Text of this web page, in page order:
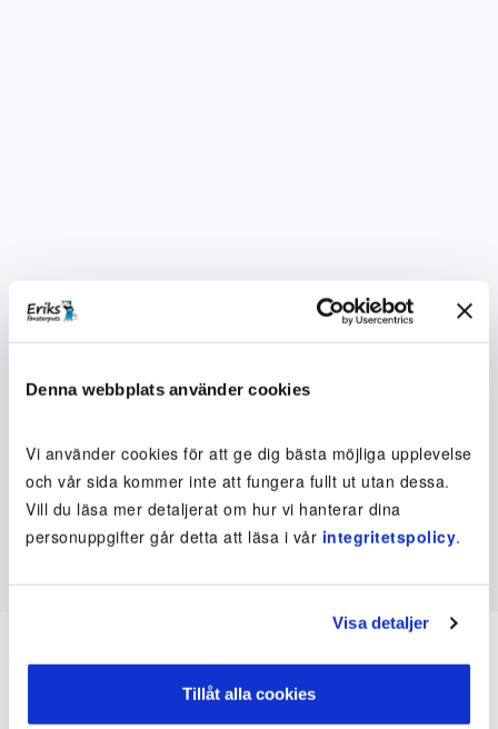
Denna webbplats använder cookies
Vi använder cookies för att ge dig bästa möjliga upplevelse
och vår sida kommer inte att fungera fullt ut utan dessa.
Vill du läsa mer detaljerat om hur vi hanterar dina
personuppgifter går detta att läsa i vår integritetspolicy.
Visa detaljer
Tillåt alla cookies